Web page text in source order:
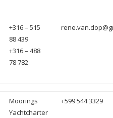
+316 – 515
88 439
+316 – 488
78 782
Moorings
Yachtcharter
+599 544 3329